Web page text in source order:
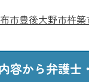
市豊後大野市杵築
容から弁護士